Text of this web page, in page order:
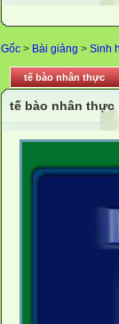
Gốc > Bài giảng > Sinh
tế bào nhân thực
tế bào nhân thực